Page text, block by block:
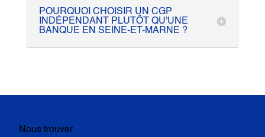
POURQUOI CHOISIR UN CGP
INDÉPENDANT PLUTÔT QU'UNE
BANQUE EN SEINE-ET-MARNE ?
Nous trouver